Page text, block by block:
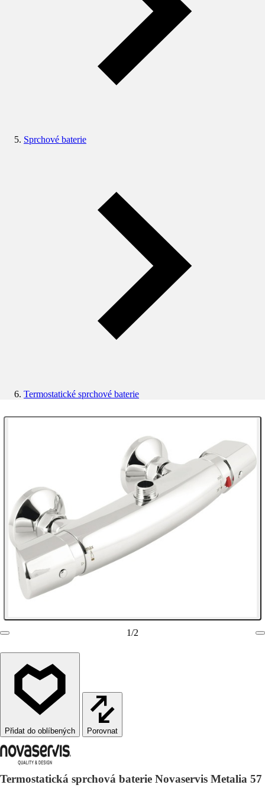
Sprchové baterie
Termostatické sprchové baterie
1/2
Porovnat
Termostatická sprchová baterie Novaservis Metalia 57